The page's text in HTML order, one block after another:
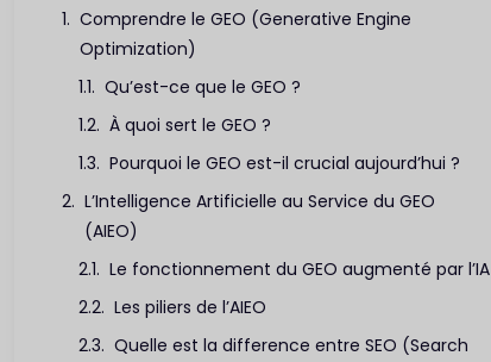
Comprendre le GEO (Generative Engine
Optimization)
Qu’est-ce que le GEO ?
À quoi sert le GEO ?
Pourquoi le GEO est-il crucial aujourd’hui ?
L’Intelligence Artificielle au Service du GEO
(AIEO)
Le fonctionnement du GEO augmenté par l’IA
Les piliers de l’AIEO
Quelle est la difference entre SEO (Search